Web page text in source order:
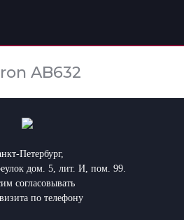
AB632
Петербург,
дом. 5, лит. И, пом. 99.
согласовывать
по телефону